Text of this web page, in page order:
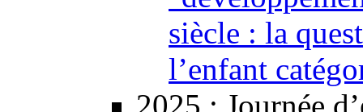
siècle : la
l’enfant